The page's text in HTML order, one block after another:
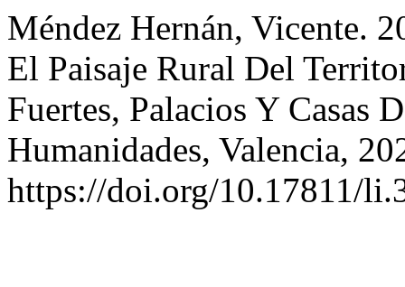
Méndez Hernán, Vicente.
El Paisaje Rural Del
Fuertes, Palacios Y Casas
Humanidades, Valencia,
https://doi.org/10.17811/